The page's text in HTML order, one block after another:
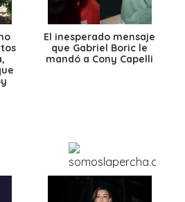
El inesperado mensaje
que Gabriel Boric le
mandó a Cony Capelli